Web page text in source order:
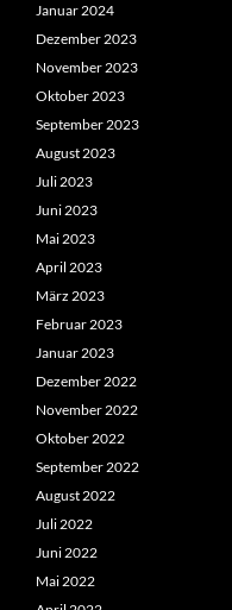
Januar 2024
Dezember 2023
November 2023
Oktober 2023
September 2023
August 2023
Juli 2023
Juni 2023
Mai 2023
April 2023
März 2023
Februar 2023
Januar 2023
Dezember 2022
November 2022
Oktober 2022
September 2022
August 2022
Juli 2022
Juni 2022
Mai 2022